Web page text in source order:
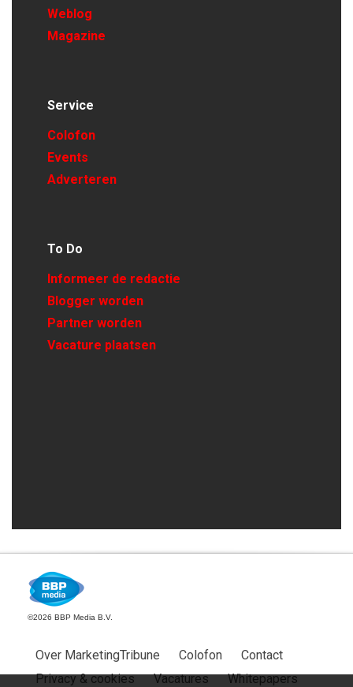
Weblog
Magazine
Service
Colofon
Events
Adverteren
To Do
Informeer de redactie
Blogger worden
Partner worden
Vacature plaatsen
©2026 BBP Media B.V.
Over MarketingTribune Colofon
Contact
Privacy & cookies
Vacatures Whitepapers